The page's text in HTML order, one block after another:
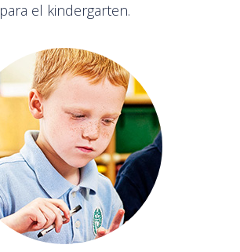
para el kindergarten.